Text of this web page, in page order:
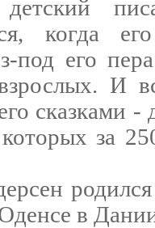
когда
под его
И
сказками
за
в